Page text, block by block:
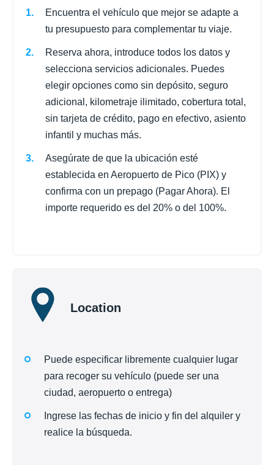
Encuentra el vehículo que mejor se adapte a
tu presupuesto para complementar tu viaje.
Reserva ahora, introduce todos los datos y
selecciona servicios adicionales. Puedes
elegir opciones como sin depósito, seguro
adicional, kilometraje ilimitado, cobertura total,
sin tarjeta de crédito, pago en efectivo, asiento
infantil y muchas más.
Asegúrate de que la ubicación esté
establecida en Aeropuerto de Pico (PIX) y
confirma con un prepago (Pagar Ahora). El
importe requerido es del 20% o del 100%.
Location
Puede especificar libremente cualquier lugar
para recoger su vehículo (puede ser una
ciudad, aeropuerto o entrega)
Ingrese las fechas de inicio y fin del alquiler y
realice la búsqueda.